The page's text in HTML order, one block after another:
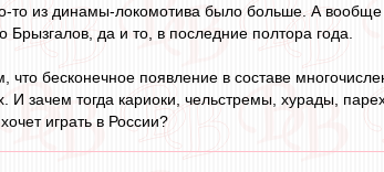
то из динамы-локомотива было больше. А
да и то, в последние полтора года.
бесконечное появление в составе
И зачем тогда кариоки, чельстремы, хурады,
играть в России?